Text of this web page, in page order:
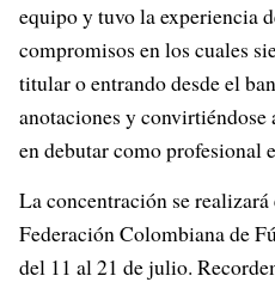
equipo y tuvo la experiencia
compromisos en los cuales
titular o entrando desde el
anotaciones y convirtiéndose
en debutar como profesional
La concentración se
Federación Colombiana de
del 11 al 21 de julio.